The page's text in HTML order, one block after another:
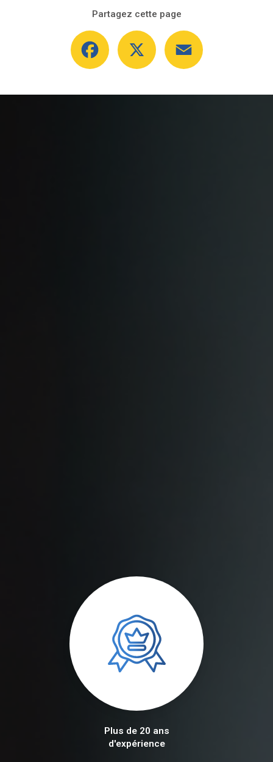
Partagez cette page
Facebook
Plus de 20 ans
d'expérience